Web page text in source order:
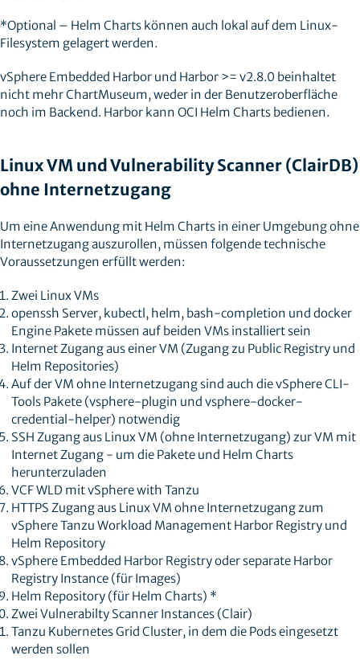
*Optional – Helm Charts können auch lokal auf dem Linux-
Filesystem gelagert werden.
vSphere Embedded Harbor und Harbor >= v2.8.0 beinhaltet
nicht mehr ChartMuseum, weder in der Benutzeroberfläche
noch im Backend. Harbor kann OCI Helm Charts bedienen.
Linux VM und Vulnerability Scanner (ClairDB)
ohne Internetzugang
Um eine Anwendung mit Helm Charts in einer Umgebung ohne
Internetzugang auszurollen, müssen folgende technische
Voraussetzungen erfüllt werden:
Zwei Linux VMs
openssh Server, kubectl, helm, bash-completion und docker
Engine Pakete müssen auf beiden VMs installiert sein
Internet Zugang aus einer VM (Zugang zu Public Registry und
Helm Repositories)
Auf der VM ohne Internetzugang sind auch die vSphere CLI-
Tools Pakete (vsphere-plugin und vsphere-docker-
credential-helper) notwendig
SSH Zugang aus Linux VM (ohne Internetzugang) zur VM mit
Internet Zugang - um die Pakete und Helm Charts
herunterzuladen
VCF WLD mit vSphere with Tanzu
HTTPS Zugang aus Linux VM ohne Internetzugang zum
vSphere Tanzu Workload Management Harbor Registry und
Helm Repository
vSphere Embedded Harbor Registry oder separate Harbor
Registry Instance (für Images)
Helm Repository (für Helm Charts) *
Zwei Vulnerabilty Scanner Instances (Clair)
Tanzu Kubernetes Grid Cluster, in dem die Pods eingesetzt
werden sollen